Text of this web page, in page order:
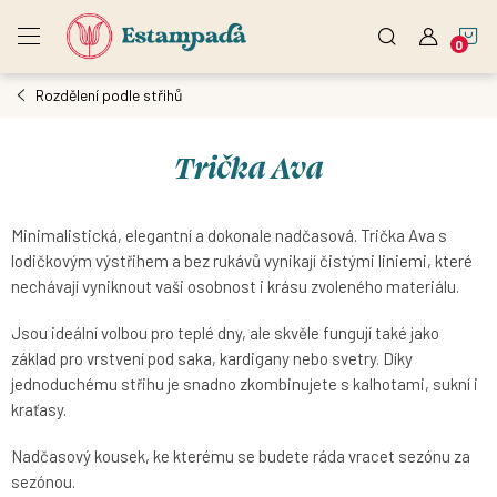
Rozdělení podle střihů
Trička Ava
Minimalistická, elegantní a dokonale nadčasová. Trička Ava s
lodičkovým výstřihem a bez rukávů vynikají čistými liniemi, které
nechávají vyniknout vaši osobnost i krásu zvoleného materiálu.
Jsou ideální volbou pro teplé dny, ale skvěle fungují také jako
základ pro vrstvení pod saka, kardigany nebo svetry. Díky
jednoduchému střihu je snadno zkombinujete s kalhotami, sukní i
kraťasy.
Nadčasový kousek, ke kterému se budete ráda vracet sezónu za
sezónou.